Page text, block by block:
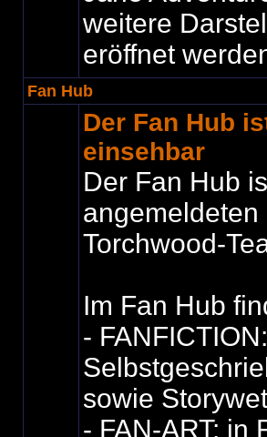
weitere
eröffnet
Fan Hub
Der Fan Hub
einsehbar
Der Fan Hub
angemeldeten
Torchwood-
Im Fan Hub
-
sowie
- FAN-ART: in